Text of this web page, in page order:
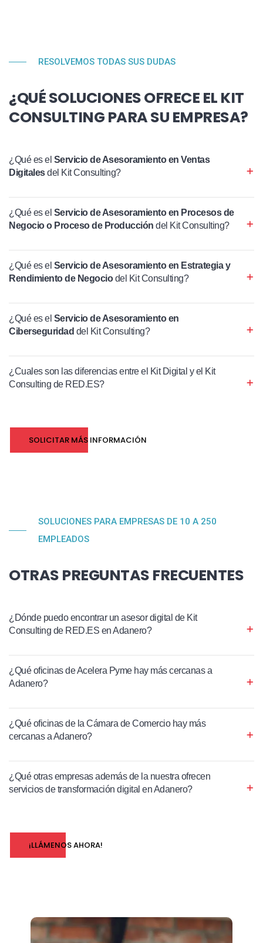
RESOLVEMOS TODAS SUS DUDAS
¿QUÉ SOLUCIONES OFRECE EL KIT
CONSULTING PARA SU EMPRESA?
¿Qué es el Servicio de Asesoramiento en Ventas
Digitalesdel Kit Consulting?
¿Qué es el Servicio de Asesoramiento en Procesos de
Negocio o Proceso de Producción del Kit Consulting?
¿Qué es el Servicio de Asesoramiento en Estrategia y
Rendimiento de Negociodel Kit Consulting?
¿Qué es el Servicio de Asesoramiento en
Ciberseguridad del Kit Consulting?
¿Cuales son las diferencias entre el Kit Digital y el Kit
Consulting de RED.ES?
SOLICITAR MÁS INFORMACIÓN
SOLUCIONES PARA EMPRESAS DE 10 A 250
EMPLEADOS
OTRAS PREGUNTAS FRECUENTES
¿Dónde puedo encontrar un asesor digital de Kit
Consulting de RED.ES en Adanero?
¿Qué oficinas de Acelera Pyme hay más cercanas a
Adanero?
¿Qué oficinas de la Cámara de Comercio hay más
cercanas a Adanero?
¿Qué otras empresas además de la nuestra ofrecen
servicios de transformación digital en Adanero?
¡LLÁMENOS AHORA!